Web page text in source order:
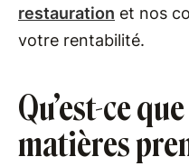
restauration et nos
votre rentabilité.
Qu’est-ce
matières